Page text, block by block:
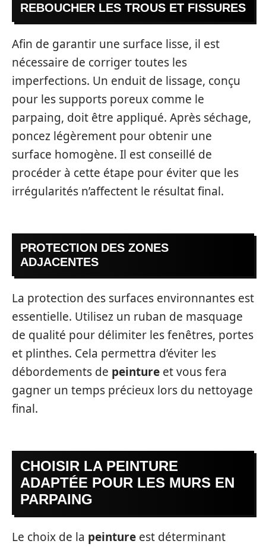
REBOUCHER LES TROUS ET FISSURES
Afin de garantir une surface lisse, il est
nécessaire de corriger toutes les
imperfections. Un enduit de lissage, conçu
pour les supports poreux comme le
parpaing, doit être appliqué. Après séchage,
poncez légèrement pour obtenir une
surface homogène. Il est conseillé de
procéder à cette étape pour éviter que les
irrégularités n’affectent le résultat final.
PROTECTION DES ZONES
ADJACENTES
La protection des surfaces environnantes est
essentielle. Utilisez un ruban de masquage
de qualité pour délimiter les fenêtres, portes
et plinthes. Cela permettra d’éviter les
débordements de peinture et vous fera
gagner un temps précieux lors du nettoyage
final.
CHOISIR LA PEINTURE
ADAPTÉE POUR LES MURS EN
PARPAING
Le choix de la peinture est déterminant